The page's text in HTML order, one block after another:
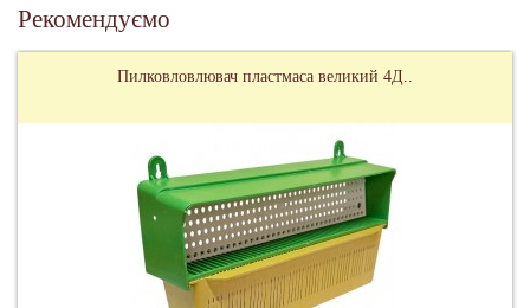
Рекомендуємо
Пилковловлювач пластмаса великий 4Д..